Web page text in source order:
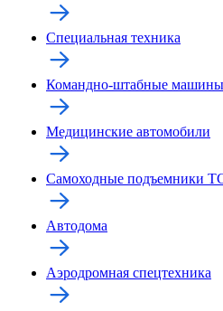
Специальная техника
Командно-штабные
Медицинские автомобили
Самоходные подъемники
Автодома
Аэродромная спецтехника